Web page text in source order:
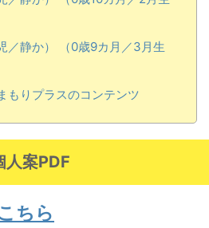
／静か） （0歳9カ月／3月生
もりプラスのコンテンツ
人案PDF
ちら